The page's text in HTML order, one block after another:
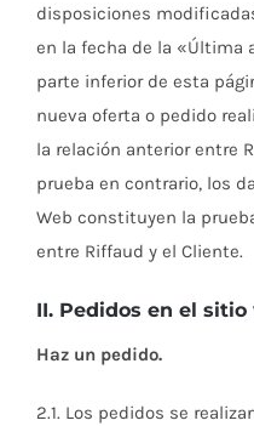
disposiciones
en la fecha de la «Última
parte inferior de esta
nueva oferta o pedido
la relación anterior entre
prueba en contrario, los
Web constituyen la
entre Riffaud y el Cliente.
II. Pedidos en el
Haz un pedido.
2.1. Los pedidos se